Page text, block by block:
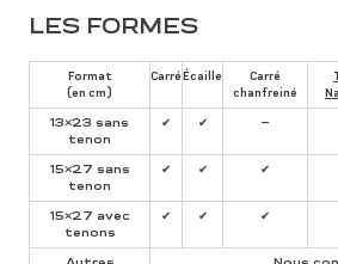
LES FORMES
Format
(en cm)
Carré Écaille
Carré
chanfreiné
13×23 sans
tenon
✔ ✔ –
15×27 sans
tenon
✔ ✔ ✔
15×27 avec
tenons
✔ ✔ ✔